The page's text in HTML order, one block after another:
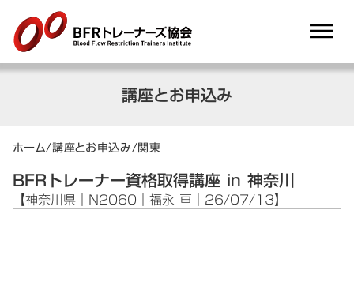
講座とお申込み
ホーム/講座とお申込み/関東
BFRトレーナー資格取得講座 in 神奈川
【神奈川県｜N2060｜福永 亘｜26/07/13】
dehaze